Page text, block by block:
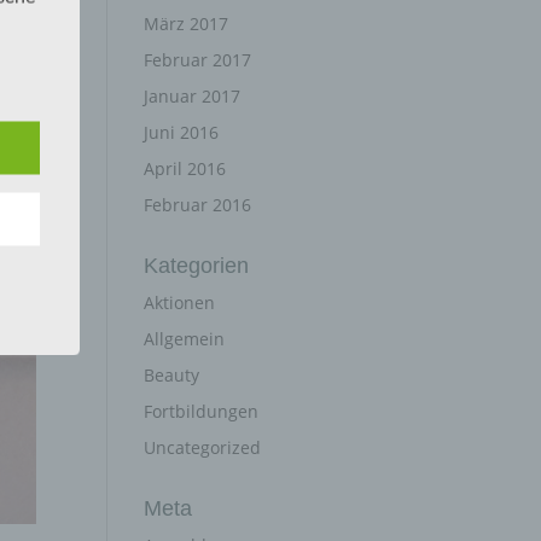
März 2017
Februar 2017
Januar 2017
Juni 2016
April 2016
Februar 2016
Kategorien
Aktionen
Allgemein
Beauty
Fortbildungen
Uncategorized
Meta